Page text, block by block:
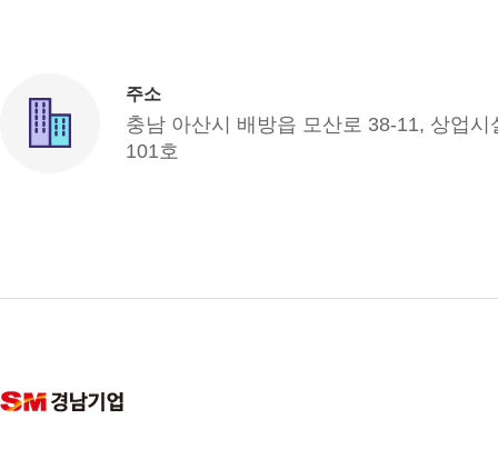
주소
충남 아산시 배방읍 모산로 38-11, 상업시
101호